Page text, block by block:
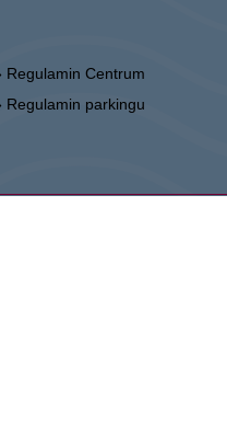
» Regulamin Centrum
» Regulamin parkingu